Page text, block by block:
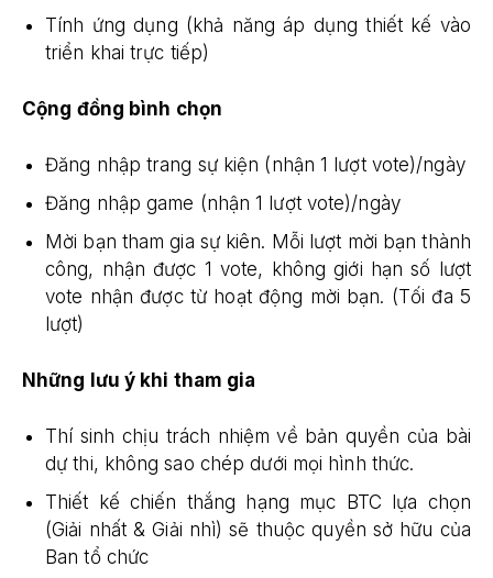
Tính ứng dụng (khả năng áp dụng thiết kế vào
triển khai trực tiếp)
Cộng đồng bình chọn
Đăng nhập trang sự kiện (nhận 1 lượt vote)/ngày
Đăng nhập game (nhận 1 lượt vote)/ngày
Mời bạn tham gia sự kiên. Mỗi lượt mời bạn thành
công, nhận được 1 vote, không giới hạn số lượt
vote nhận được từ hoạt động mời bạn. (Tối đa 5
lượt)
Những lưu ý khi tham gia
Thí sinh chịu trách nhiệm về bản quyền của bài
dự thi, không sao chép dưới mọi hình thức.
Thiết kế chiến thắng hạng mục BTC lựa chọn
(Giải nhất & Giải nhì) sẽ thuộc quyền sở hữu của
Ban tổ chức